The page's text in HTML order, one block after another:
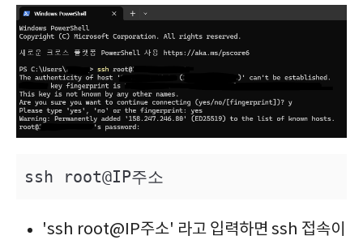
ssh root@IP주소
'ssh root@IP주소' 라고 입력하면 ssh 접속이